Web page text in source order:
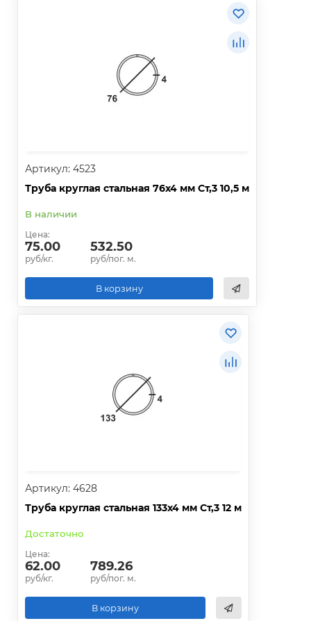
Артикул: 4523
Труба круглая стальная 76х4 мм Ст,3 10,5 м
В наличии
Цена:
75.00
руб/кг.
532.50
руб/пог. м.
В корзину
Артикул: 4628
Труба круглая стальная 133х4 мм Ст,3 12 м
Достаточно
Цена:
62.00
руб/кг.
789.26
руб/пог. м.
В корзину